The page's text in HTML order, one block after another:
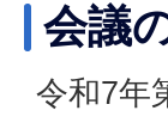
会議
令和7年